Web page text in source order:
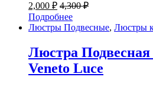
2,000 ₽ 4,300₽
Подробнее
Люстры Подвесные, Люстры
Люстра Подвесная
Veneto Luce